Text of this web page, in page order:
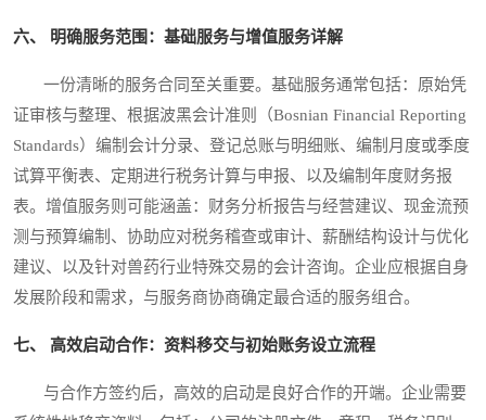
六、 明确服务范围：基础服务与增值服务详解
一份清晰的服务合同至关重要。基础服务通常包括：原始凭
证审核与整理、根据波黑会计准则（Bosnian Financial Reporting
Standards）编制会计分录、登记总账与明细账、编制月度或季度
试算平衡表、定期进行税务计算与申报、以及编制年度财务报
表。增值服务则可能涵盖：财务分析报告与经营建议、现金流预
测与预算编制、协助应对税务稽查或审计、薪酬结构设计与优化
建议、以及针对兽药行业特殊交易的会计咨询。企业应根据自身
发展阶段和需求，与服务商协商确定最合适的服务组合。
七、 高效启动合作：资料移交与初始账务设立流程
与合作方签约后，高效的启动是良好合作的开端。企业需要